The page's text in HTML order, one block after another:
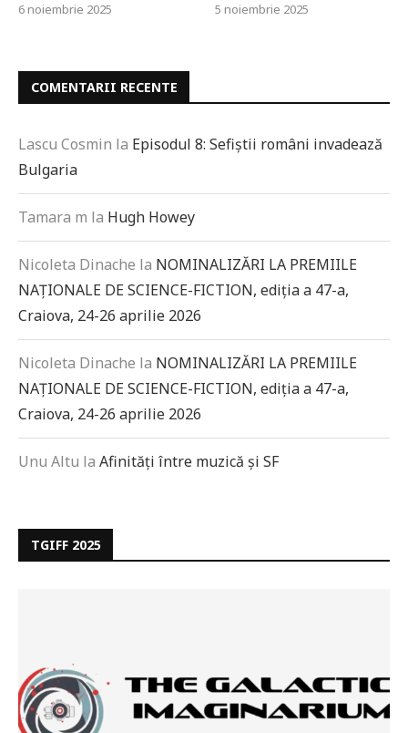
6 noiembrie 2025 5 noiembrie 2025
COMENTARII RECENTE
Lascu Cosmin la Episodul 8: Sefiștii români invadează
Bulgaria
Tamara m la Hugh Howey
Nicoleta Dinache la NOMINALIZĂRI LA PREMIILE
NAȚIONALE DE SCIENCE-FICTION, ediția a 47-a,
Craiova, 24-26 aprilie 2026
Nicoleta Dinache la NOMINALIZĂRI LA PREMIILE
NAȚIONALE DE SCIENCE-FICTION, ediția a 47-a,
Craiova, 24-26 aprilie 2026
Unu Altu la Afinități între muzică și SF
TGIFF 2025